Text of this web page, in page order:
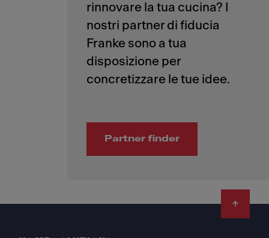
rinnovare la tua cucina? I
nostri partner di fiducia
Franke sono a tua
disposizione per
Partner finder